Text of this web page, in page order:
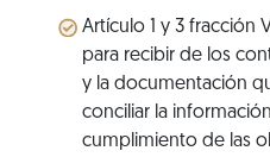
Artículo 1 y 3 fracción
para recibir de los
y la documentación
conciliar la
cumplimiento de las